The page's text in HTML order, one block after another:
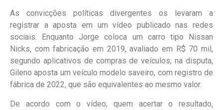
As convicções políticas divergentes os levaram a
registrar a aposta em um vídeo publicado nas redes
sociais. Enquanto Jorge coloca um carro tipo Nissan
Nicks, com fabricação em 2019, avaliado em R$ 70 mil,
segundo aplicativos de compras de veículos, na disputa,
Gileno aposta um veículo modelo saveiro, com registro de
fábrica de 2022, que são equivalentes ao mesmo valor.
De acordo com o vídeo, quem acertar o resultado,